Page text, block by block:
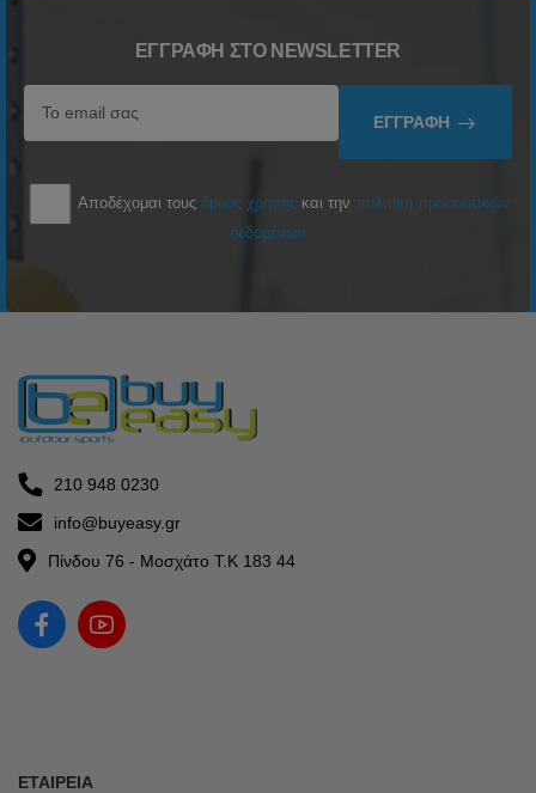
ΕΓΓΡΑΦΉ ΣΤΟ NEWSLETTER
ΕΓΓΡΑΦΉ
Αποδέχομαι τους όρους χρήσης και την πολιτική προσωπικών
δεδομένων
210 948 0230
info@buyeasy.gr
Πίνδου 76 - Μοσχάτο Τ.Κ 183 44
ΕΤΑΙΡΕΊΑ